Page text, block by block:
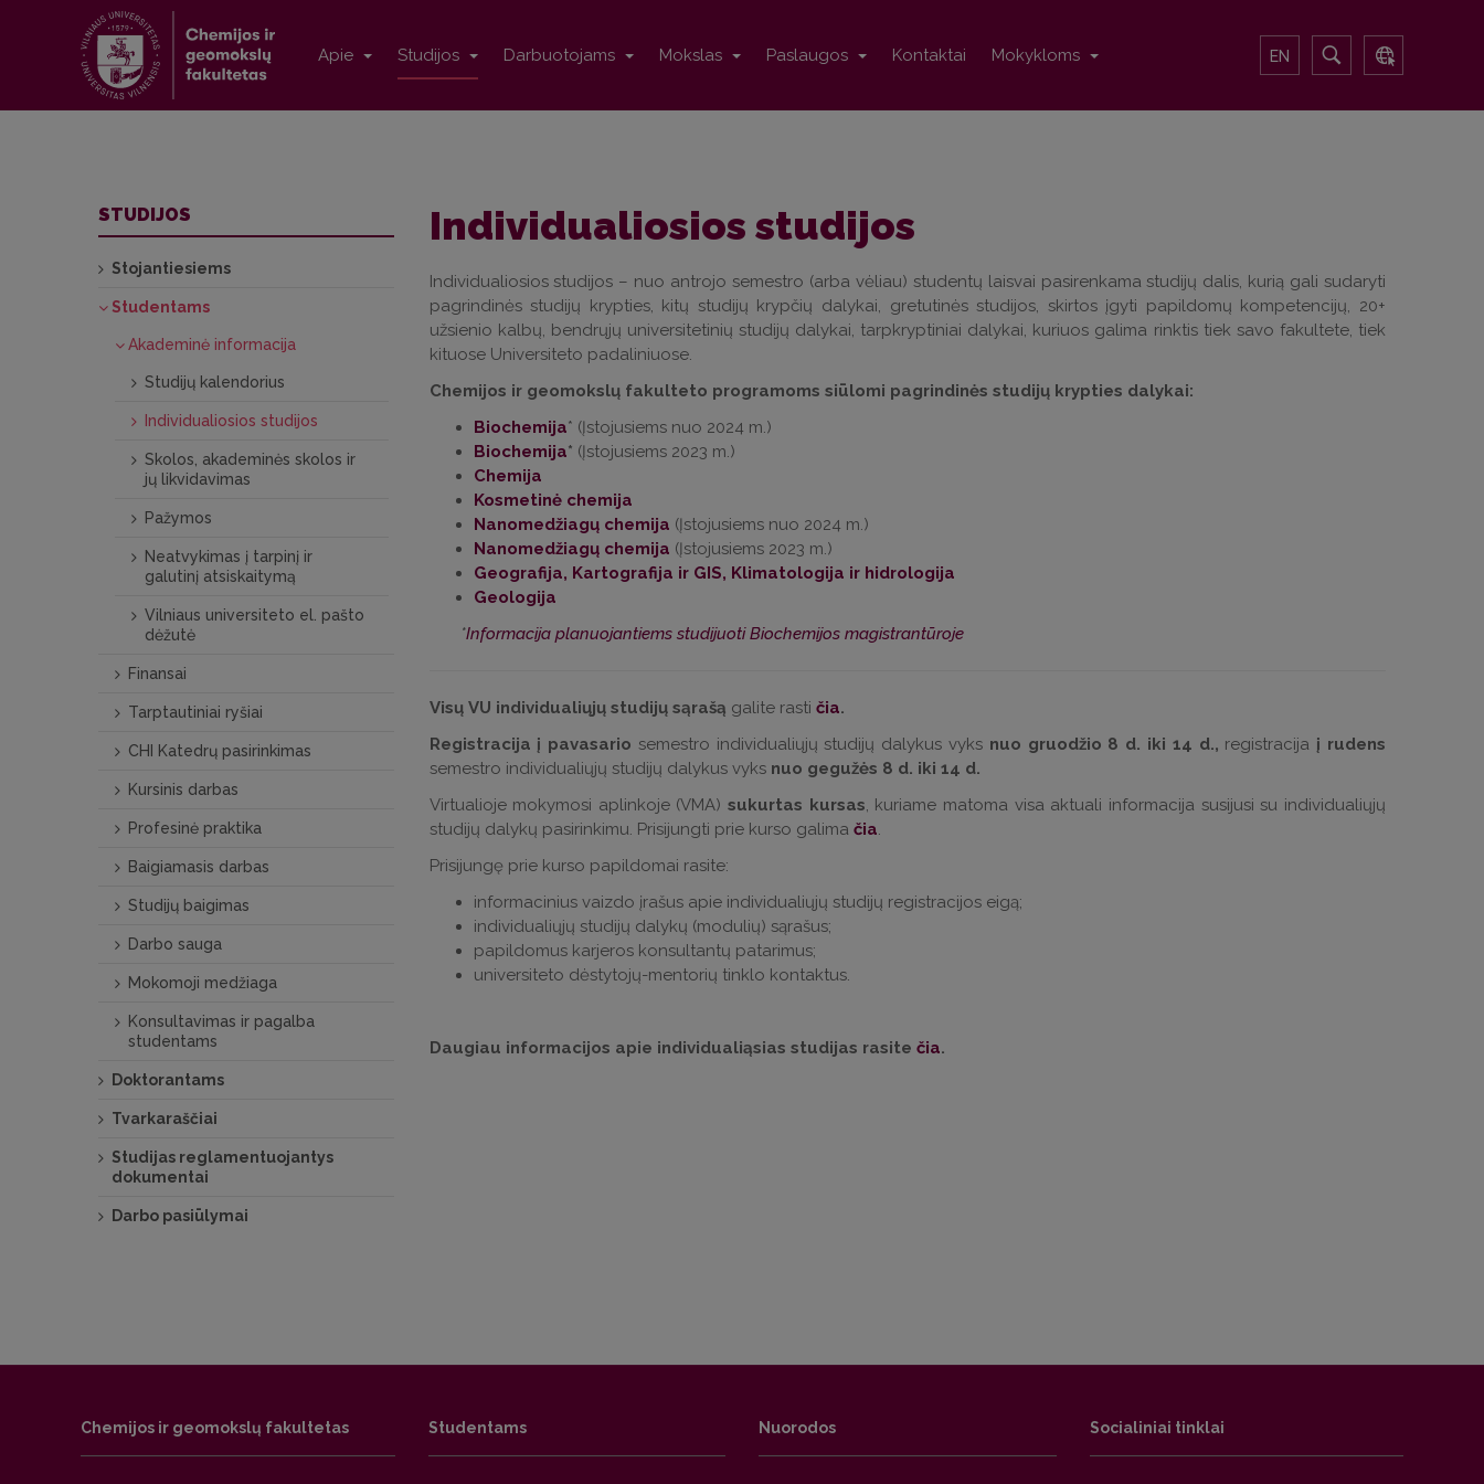
Apie Studijos Darbuotojams Mokslas Paslaugos Kontaktai Mokykloms EN
Individualiosios studijos
Individualiosios studijos – nuo antrojo semestro (arba vėliau) studentų laisvai pasirenkama studijų dalis, kurią gali sudaryti
pagrindinės studijų krypties, kitų studijų krypčių dalykai, gretutinės studijos, skirtos įgyti papildomų kompetencijų, 20+
užsienio kalbų, bendrųjų universitetinių studijų dalykai, tarpkryptiniai dalykai, kuriuos galima rinktis tiek savo fakultete, tiek
kituose Universiteto padaliniuose.
Chemijos ir geomokslų fakulteto programoms siūlomi pagrindinės studijų krypties dalykai:
Biochemija* (Įstojusiems nuo 2024 m.)
Biochemija* (Įstojusiems 2023 m.)
Chemija
Kosmetinė chemija
Nanomedžiagų chemija (Įstojusiems nuo 2024 m.)
Nanomedžiagų chemija (Įstojusiems 2023 m.)
Geografija, Kartografija ir GIS, Klimatologija ir hidrologija
Geologija
*Informacija planuojantiems studijuoti Biochemijos magistrantūroje
Visų VU individualiųjų studijų sąrašą galite rasti čia.
Registracija į pavasario semestro individualiųjų studijų dalykus vyks nuo gruodžio 8 d. iki 14 d., registracija į rudens
semestro individualiųjų studijų dalykus vyks nuo gegužės 8 d. iki 14 d.
Virtualioje mokymosi aplinkoje (VMA)sukurtas kursas, kuriame matoma visa aktuali informacija susijusi su individualiųjų
studijų dalykų pasirinkimu. Prisijungti prie kurso galima čia.
Prisijungę prie kurso papildomai rasite:
informacinius vaizdo įrašus apie individualiųjų studijų registracijos eigą;
individualiųjų studijų dalykų (modulių) sąrašus;
papildomus karjeros konsultantų patarimus;
universiteto dėstytojų-mentorių tinklo kontaktus.
Daugiau informacijos apie individualiąsias studijas rasite čia.
STUDIJOS
Stojantiesiems
Studentams
Akademinė informacija
Studijų kalendorius
Individualiosios studijos
Skolos, akademinės skolos ir
jų likvidavimas
Pažymos
Neatvykimas į tarpinį ir
galutinį atsiskaitymą
Vilniaus universiteto el. pašto
dėžutė
Finansai
Tarptautiniai ryšiai
CHI Katedrų pasirinkimas
Kursinis darbas
Profesinė praktika
Baigiamasis darbas
Studijų baigimas
Darbo sauga
Mokomoji medžiaga
Konsultavimas ir pagalba
studentams
Doktorantams
Tvarkaraščiai
Studijas reglamentuojantys
dokumentai
Darbo pasiūlymai
Chemijos ir geomokslų fakultetas Studentams Nuorodos Socialiniai tinklai